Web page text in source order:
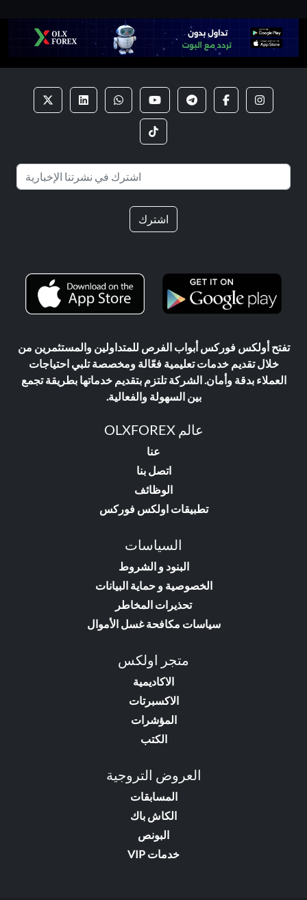
اشترك
تفتح أولكس فوركس أبواب الفرص للمتداولين والمستثمرين من
خلال تقديم خدمات تعليمية فعّالة ومخصصة تلبي احتياجات
العملاء بدقة وأمان. الشركة تلتزم بتقديم خدماتها بطريقة تجمع
بين السهولة والفعالية.
عالم OLXFOREX
عنا
اتصل بنا
الوظائف
تطبيقات اولكس فوركس
السياسات
البنود و الشروط
الخصوصية و حماية البيانات
تحذيرات المخاطر
سياسات مكافحة غسل الأموال
متجر اولكس
الاكاديمية
الاكسبرتات
المؤشرات
الكتب
العروض التروجية
المسابقات
الكاش باك
البونص
خدمات VIP